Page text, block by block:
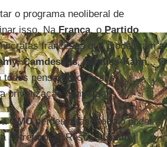
o programa neoliberal de
isso. NaFrança, oPartido
franceses que modelaram a
,Camdessus,Strauss-Kahn... O
pensado por esses
privatização "universal".
aOMCperdeu quase todo o poder
se reformar. Resta aUnião